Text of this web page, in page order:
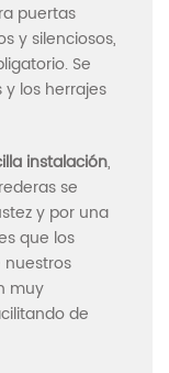
puertas
y silenciosos,
Se
los herrajes
instalación,
se
y por una
que los
nuestros
muy
de